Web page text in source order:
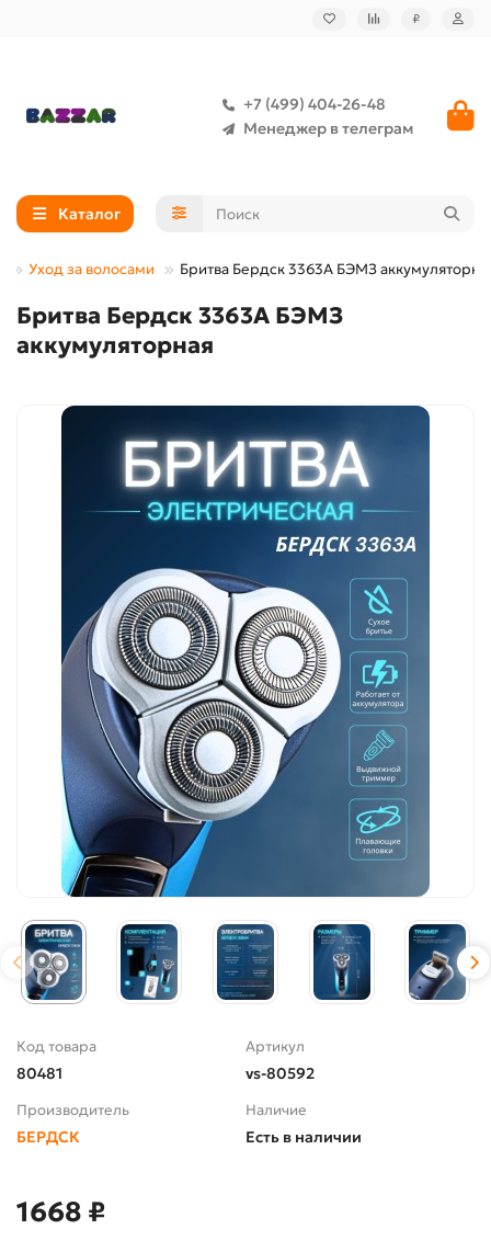
₽
+7 (499) 404-26-48
Менеджер в телеграм
Каталог
Уход за волосами Бритва Бердск 3363А БЭМЗ
Бритва Бердск 3363А БЭМЗ
аккумуляторная
Код товара
80481
Артикул
vs-80592
Производитель
БЕРДСК
Наличие
Есть в наличии
1668 ₽